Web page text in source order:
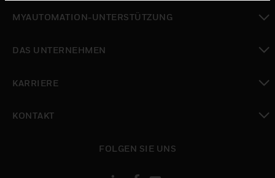
MYAUTOMATION-UNTERSTÜTZUNG
DAS UNTERNEHMEN
KARRIERE
KONTAKT
FOLGEN SIE UNS